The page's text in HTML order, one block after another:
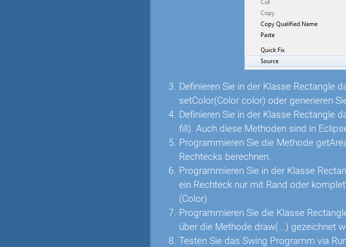
Definieren Sie in der Klasse Rectangle
setColor(Color color) oder generieren
Definieren Sie in der Klasse Rectangle
fill). Auch diese Methoden sind in
Programmieren Sie die Methode
Rechtecks berechnen.
Programmieren Sie in der Klasse
ein Rechteck nur mit Rand oder
(Color).
Programmieren Sie die Klasse
über die Methode draw(...) gezeichnet
Testen Sie das Swing Programm via